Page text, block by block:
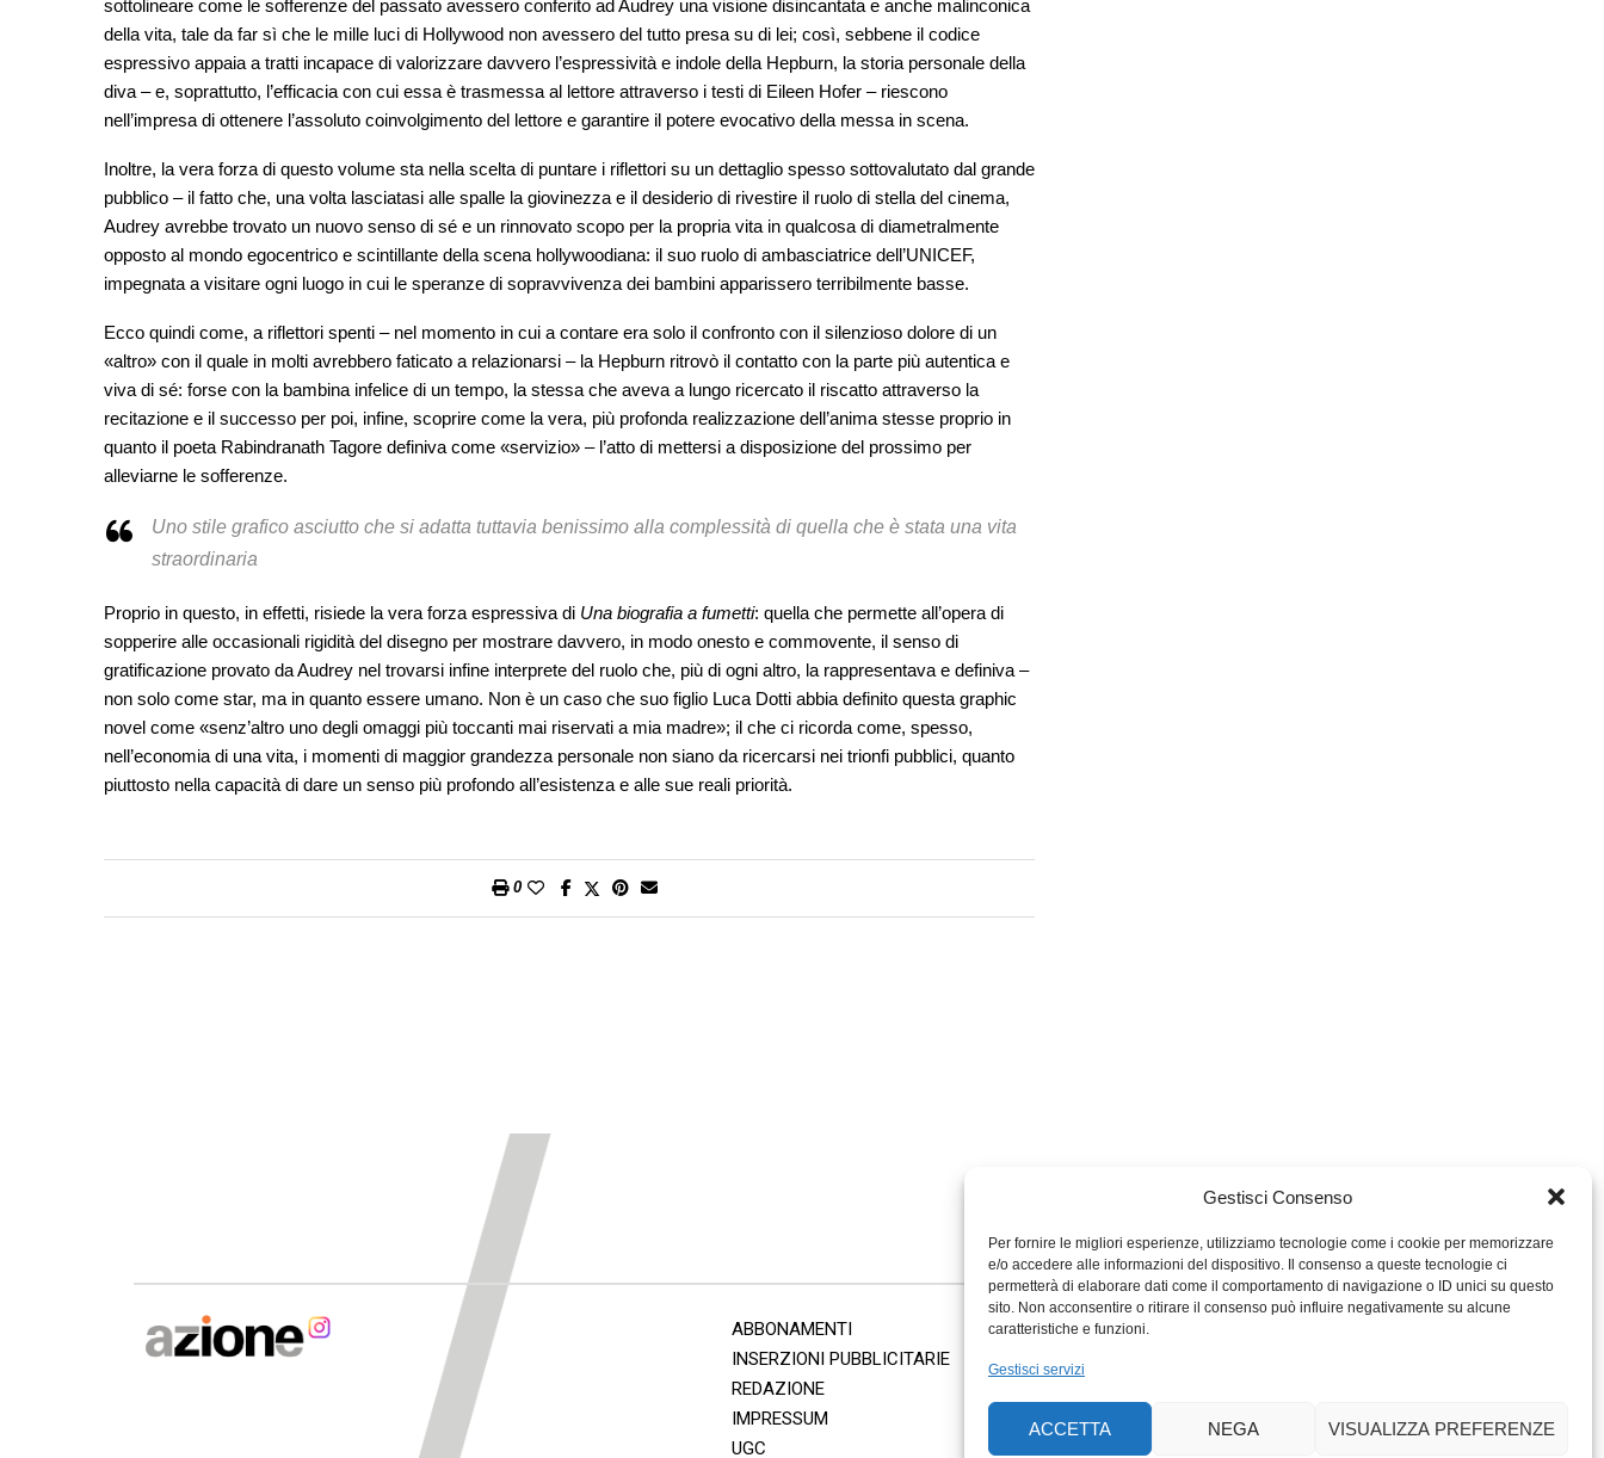
Gestisci Consenso
Per fornire le migliori esperienze, utilizziamo tecnologie come i cookie per memorizzare
e/o accedere alle informazioni del dispositivo. Il consenso a queste tecnologie ci
permetterà di elaborare dati come il comportamento di navigazione o ID unici su questo
sito. Non acconsentire o ritirare il consenso può influire negativamente su alcune
caratteristiche e funzioni.
Gestisci servizi
ACCETTA NEGA VISUALIZZA PREFERENZE
sottolineare come le sofferenze del passato avessero conferito ad Audrey una visione disincantata e anche malinconica
della vita, tale da far sì che le mille luci di Hollywood non avessero del tutto presa su di lei; così, sebbene il codice
espressivo appaia a tratti incapace di valorizzare davvero l’espressività e indole della Hepburn, la storia personale della
diva – e, soprattutto, l’efficacia con cui essa è trasmessa al lettore attraverso i testi di Eileen Hofer – riescono
nell’impresa di ottenere l’assoluto coinvolgimento del lettore e garantire il potere evocativo della messa in scena.
Inoltre, la vera forza di questo volume sta nella scelta di puntare i riflettori su un dettaglio spesso sottovalutato dal grande
pubblico – il fatto che, una volta lasciatasi alle spalle la giovinezza e il desiderio di rivestire il ruolo di stella del cinema,
Audrey avrebbe trovato un nuovo senso di sé e un rinnovato scopo per la propria vita in qualcosa di diametralmente
opposto al mondo egocentrico e scintillante della scena hollywoodiana: il suo ruolo di ambasciatrice dell’UNICEF,
impegnata a visitare ogni luogo in cui le speranze di sopravvivenza dei bambini apparissero terribilmente basse.
Ecco quindi come, a riflettori spenti – nel momento in cui a contare era solo il confronto con il silenzioso dolore di un
«altro» con il quale in molti avrebbero faticato a relazionarsi – la Hepburn ritrovò il contatto con la parte più autentica e
viva di sé: forse con la bambina infelice di un tempo, la stessa che aveva a lungo ricercato il riscatto attraverso la
recitazione e il successo per poi, infine, scoprire come la vera, più profonda realizzazione dell’anima stesse proprio in
quanto il poeta Rabindranath Tagore definiva come «servizio» – l’atto di mettersi a disposizione del prossimo per
alleviarne le sofferenze.
Uno stile grafico asciutto che si adatta tuttavia benissimo alla complessità di quella che è stata una vita
straordinaria
Proprio in questo, in effetti, risiede la vera forza espressiva di Una biografia a fumetti: quella che permette all’opera di
sopperire alle occasionali rigidità del disegno per mostrare davvero, in modo onesto e commovente, il senso di
gratificazione provato da Audrey nel trovarsi infine interprete del ruolo che, più di ogni altro, la rappresentava e definiva –
non solo come star, ma in quanto essere umano. Non è un caso che suo figlio Luca Dotti abbia definito questa graphic
novel come «senz’altro uno degli omaggi più toccanti mai riservati a mia madre»; il che ci ricorda come, spesso,
nell’economia di una vita, i momenti di maggior grandezza personale non siano da ricercarsi nei trionfi pubblici, quanto
piuttosto nella capacità di dare un senso più profondo all’esistenza e alle sue reali priorità.
0
ABBONAMENTI
INSERZIONI PUBBLICITARIE
REDAZIONE
IMPRESSUM
UGC
MIGROS TICINO
PERCENTO CULTURALE
MIGROS TICINO